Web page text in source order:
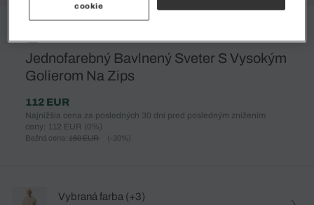
Jednofarebný Bavlnený Sveter S Vysokým
Golierom Na Zips
112 EUR
Najnižšia cena za posledných 30 dní pred posledným znížením
ceny: 112 EUR (0%)
Bežná cena: 160 EUR (-30%)
Vybraná farba (+3)
cookie